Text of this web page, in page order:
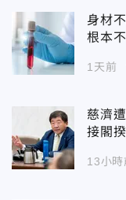
身材
根本
1天前
慈濟
接閣
13小時